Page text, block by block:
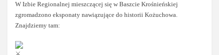
W Izbie Regionalnej mieszczącej się w Baszcie Krośnieńskiej
zgromadzono eksponaty nawiązujące do historii Kożuchowa.
Znajdziemy tam: